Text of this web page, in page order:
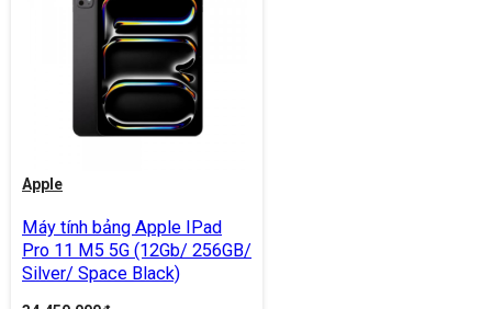
Apple
Máy tính bảng Apple IPad
Pro 11 M5 5G (12Gb/ 256GB/
Silver/ Space Black)